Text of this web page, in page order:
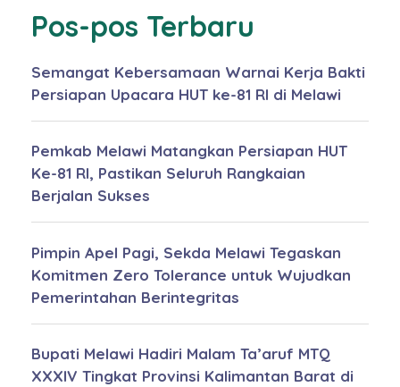
Pos-pos Terbaru
Semangat Kebersamaan Warnai Kerja Bakti
Persiapan Upacara HUT ke-81 RI di Melawi
Pemkab Melawi Matangkan Persiapan HUT
Ke-81 RI, Pastikan Seluruh Rangkaian
Berjalan Sukses
Pimpin Apel Pagi, Sekda Melawi Tegaskan
Komitmen Zero Tolerance untuk Wujudkan
Pemerintahan Berintegritas
Bupati Melawi Hadiri Malam Ta’aruf MTQ
XXXIV Tingkat Provinsi Kalimantan Barat di